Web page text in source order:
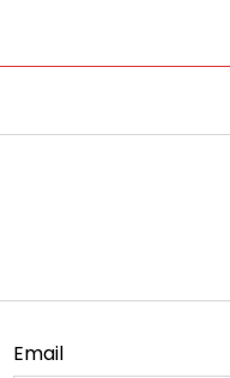
Email